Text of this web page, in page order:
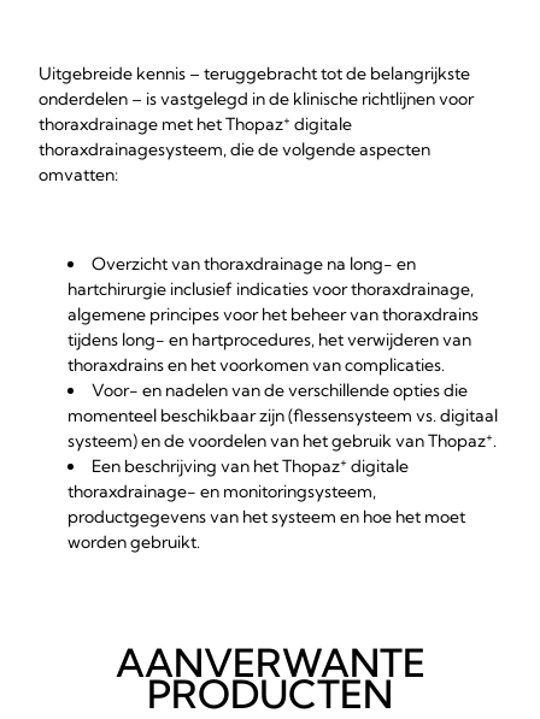
Uitgebreide kennis – teruggebracht tot de belangrijkste
onderdelen – is vastgelegd in de klinische richtlijnen voor
thoraxdrainage met het Thopaz+ digitale
thoraxdrainagesysteem, die de volgende aspecten
omvatten:
Overzicht van thoraxdrainage na long- en
hartchirurgie inclusief indicaties voor thoraxdrainage,
algemene principes voor het beheer van thoraxdrains
tijdens long- en hartprocedures, het verwijderen van
thoraxdrains en het voorkomen van complicaties.
Voor- en nadelen van de verschillende opties die
momenteel beschikbaar zijn (flessensysteem vs. digitaal
systeem) en de voordelen van het gebruik van Thopaz+.
Een beschrijving van het Thopaz+ digitale
thoraxdrainage- en monitoringsysteem,
productgegevens van het systeem en hoe het moet
worden gebruikt.
AANVERWANTE
PRODUCTEN